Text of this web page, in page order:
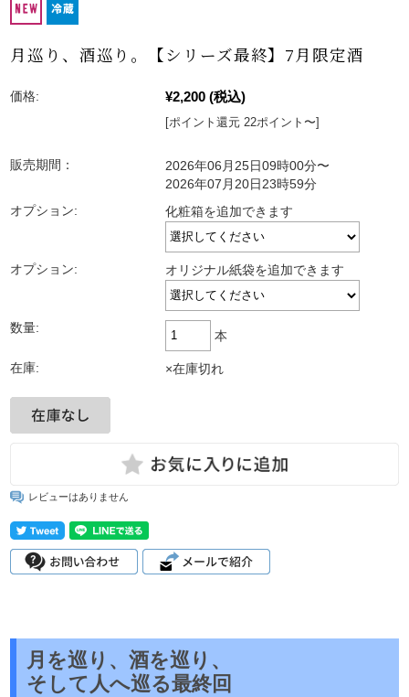
月巡り、酒巡り。【シリーズ最終】7月限定酒
価格: ¥2,200 (税込)
[ポイント還元 22ポイント〜]
販売期間：
2026年06月25日09時00分〜
2026年07月20日23時59分
オプション:
化粧箱を追加できます
オプション: オリジナル紙袋を追加できます
数量:
本
在庫: ×在庫切れ
レビューはありません
月を巡り、酒を巡り、
そして人へ巡る最終回